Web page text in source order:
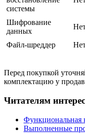
системы
Шифрование
данных
Файл-шреддер
Перед покупкой
комплектацию у
Читателям
Функциональная
Выполненные